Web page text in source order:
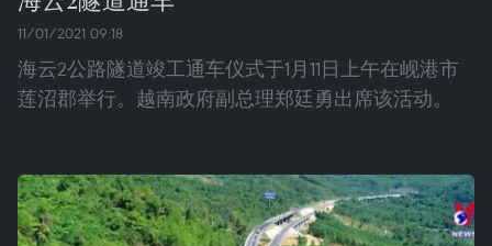
11/01/2021 09:18
海云2公路隧道竣工通车仪式于1月11日上午在岘港市
莲沼郡举行。越南政府副总理郑廷勇出席该活动。